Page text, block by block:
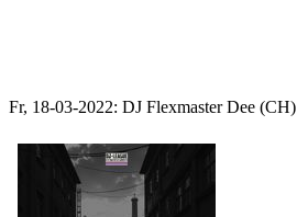
Fr, 18-03-2022: DJ Flexmaster Dee (CH)